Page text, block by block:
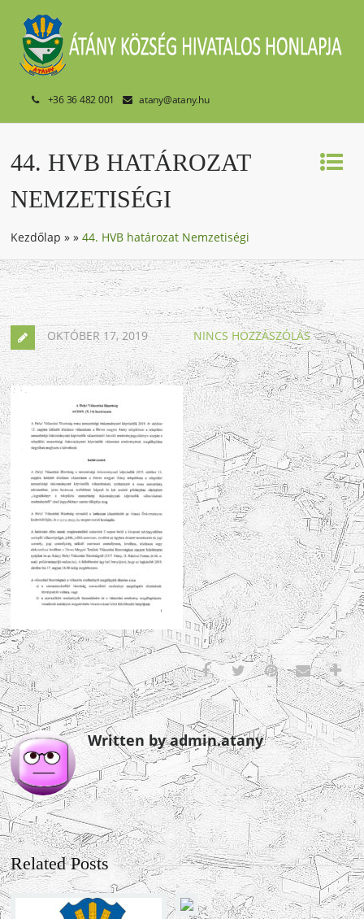
+36 36 482 001 atany@atany.hu
44. HVB HATÁROZAT
NEMZETISÉGI
Kezdőlap »»44. HVB határozat Nemzetiségi
OKTÓBER 17, 2019 NINCS HOZZÁSZÓLÁS
Written by admin.atany
Related Posts